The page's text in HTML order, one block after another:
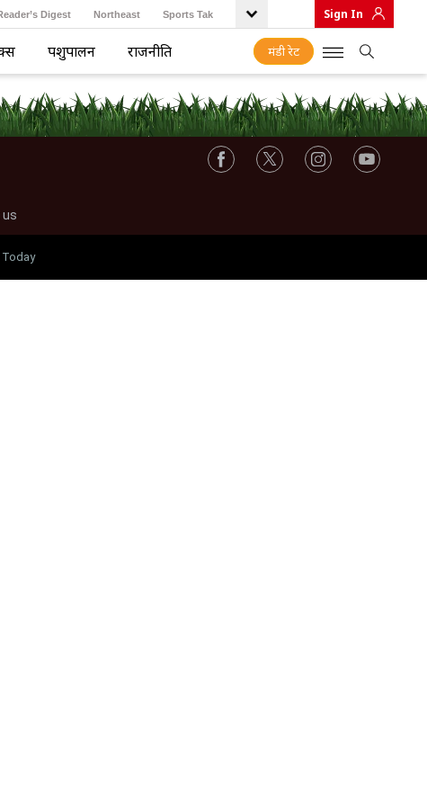
Digest Northeast Sports Tak Sign In
पशुपालन राजनीति मंडी रेट